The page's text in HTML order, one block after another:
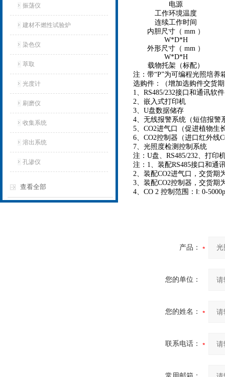
振荡仪
建材不燃性试验炉
染色仪
萃取
光度计
刷磨仪
收集系统
溶出系统
孔渗仪
查看全部
电源
工作环境温度
连续工作时间
内胆尺寸（ mm ）
W*D*H
外形尺寸（ mm ）
W*D*H
载物托架（标配）
注：带“P”为可编程光照培
选购件：（增加选购件交货
1、RS485/232接口和通讯软件
2、嵌入式打印机
3、U盘数据储存
4、无线报警系统（短信报警
5、CO2进气口（促进植物生
6、CO2控制器（进口红外线
7、光照度检测控制系统
注：U盘、RS485/232、打印
注：1、装配RS485接口和通
2、装配CO2进气口，交货期
3、装配CO2控制器，交货期
4、CO 2 控制范围：Ⅰ: 0-
产品：
您的单位：
您的姓名：
联系电话：